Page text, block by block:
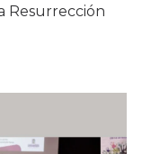
Resurrección